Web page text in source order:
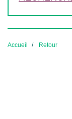
Accueil Retour